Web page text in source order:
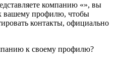
компанию «», вы
вашему профилю, чтобы
контакты, официально
к своему профилю?